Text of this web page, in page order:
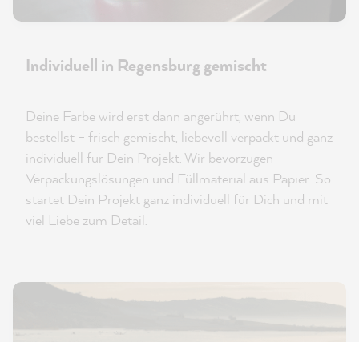
Individuell in Regensburg gemischt
Deine Farbe wird erst dann angerührt, wenn Du
bestellst – frisch gemischt, liebevoll verpackt und ganz
individuell für Dein Projekt. Wir bevorzugen
Verpackungslösungen und Füllmaterial aus Papier. So
startet Dein Projekt ganz individuell für Dich und mit
viel Liebe zum Detail.